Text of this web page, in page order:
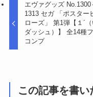
エヴァグッズ No.1300
1313 セガ 「ポスター
ローズ」 第1弾【１´
ダッシュ）】 全14種
コンプ
この記事を書い